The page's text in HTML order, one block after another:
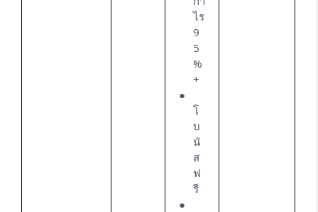
ไร
9
5
%
+
โ
บ
นั
ส
ฟ
รี